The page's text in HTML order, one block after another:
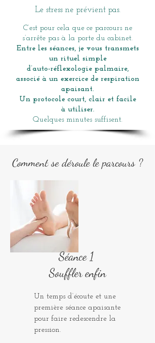
Le stress ne prévient pas.
C’est pour cela que ce parcours ne
s’arrête pas à la porte du cabinet.
Entre les séances, je vous transmets
un rituel simple
d’auto-réflexologie palmaire,
associé à un exercice de respiration
apaisant.
Un protocole court, clair et facile
à utiliser.
Quelques minutes suffisent.
Comment se déroule le parcours ?
Séance 1
Souffler enfin
Un temps d’écoute et une
première séance apaisante
pour faire redescendre la
pression.